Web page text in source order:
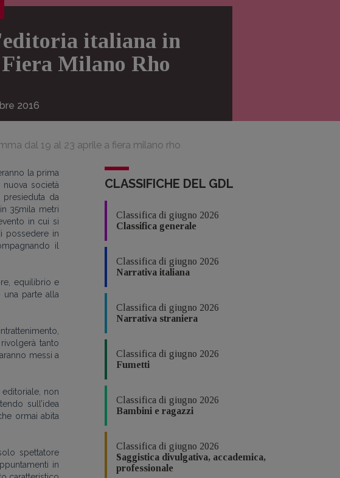
italiana in
Milano Rho
2016
dal 19 al 23 aprile a fiera milano rho
la prima
società
presieduta da
35mila metri
in cui si
possedere in
il
equilibrio e
parte alla
tanto
messi a
non
sull’idea
ormai abita
spettatore
in
CLASSIFICHE DEL GDL
Classifica di giugno 2026
Classifica generale
Classifica di giugno 2026
Narrativa italiana
Classifica di giugno 2026
Narrativa straniera
Classifica di giugno 2026
Fumetti
Classifica di giugno 2026
Bambini e ragazzi
Classifica di giugno 2026
Saggistica divulgativa, accademica,
professionale